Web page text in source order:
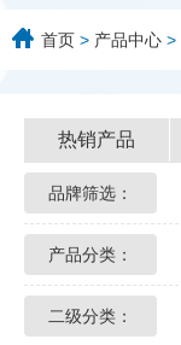
首页 > 产品中心 >
热销产品
品牌筛选：
产品分类：
二级分类：